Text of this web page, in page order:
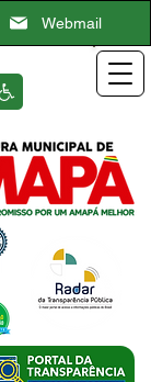
Webmail